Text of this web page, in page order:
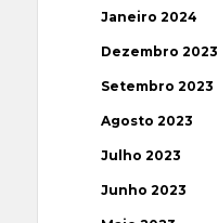
Janeiro 2024
Dezembro 2023
Setembro 2023
Agosto 2023
Julho 2023
Junho 2023